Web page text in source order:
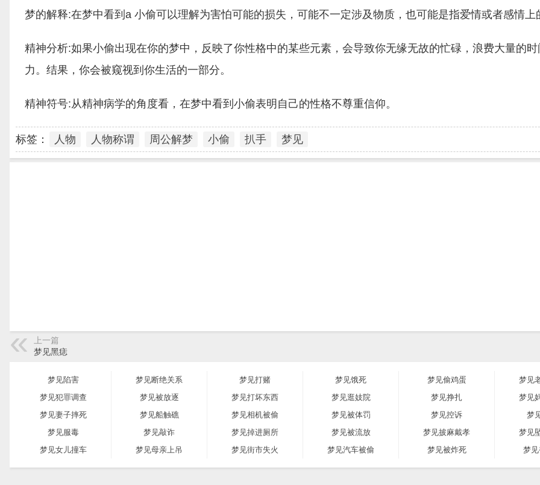
梦的解释:在梦中看到a 小偷可以理解为害怕可能的损失，可能不一定涉及物质，也可能是指爱情或者感情上
精神分析:如果小偷出现在你的梦中，反映了你性格中的某些元素，会导致你无缘无故的忙碌，浪费大量的
力。结果，你会被窥视到你生活的一部分。
精神符号:从精神病学的角度看，在梦中看到小偷表明自己的性格不尊重信仰。
标签： 人物 人物称谓 周公解梦 小偷 扒手 梦见
上一篇
梦见黑痣
梦见陷害 梦见断绝关系 梦见打赌 梦见饿死 梦见偷鸡蛋
梦见
梦见犯罪调查
梦见被放逐 梦见打坏东西 梦见逛妓院 梦见挣扎
梦见
梦见妻子摔死
梦见船触礁 梦见相机被偷 梦见被体罚 梦见控诉
梦
梦见服毒
梦见敲诈 梦见掉进厕所 梦见被流放 梦见披麻戴孝
梦见
梦见女儿撞车
梦见母亲上吊 梦见街市失火 梦见汽车被偷 梦见被炸死 梦